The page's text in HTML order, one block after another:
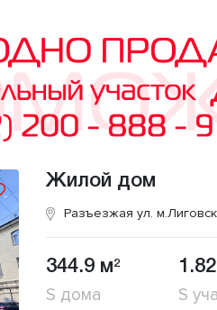
Жилой дом
Разъезжая ул.
344.9 м2
S дома S